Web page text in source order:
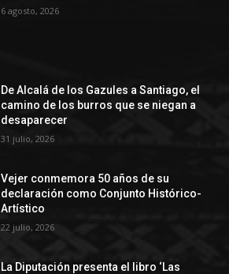
6 agosto, 2026
De Alcalá de los Gazules a Santiago, el
camino de los burros que se niegan a
desaparecer
31 julio, 2026
Vejer conmemora 50 años de su
declaración como Conjunto Histórico-
Artístico
22 julio, 2026
La Diputación presenta el libro ‘Las